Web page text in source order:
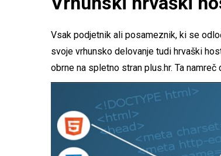
Vsak podjetnik ali posameznik, ki se
svoje vrhunsko delovanje tudi hrvaški
obrne na spletno stran plus.hr. Ta